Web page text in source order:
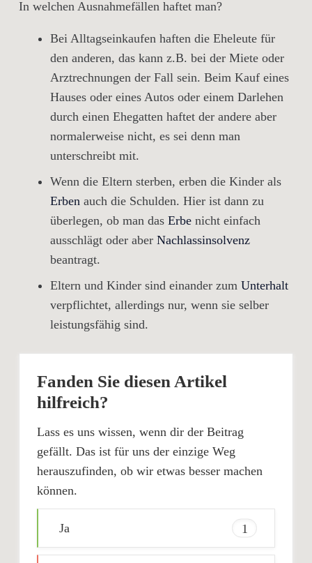
In welchen Ausnahmefällen haftet man?
Bei Alltagseinkaufen haften die Eheleute für
den anderen, das kann z.B. bei der Miete oder
Arztrechnungen der Fall sein. Beim Kauf eines
Hauses oder eines Autos oder einem Darlehen
durch einen Ehegatten haftet der andere aber
normalerweise nicht, es sei denn man
unterschreibt mit.
Wenn die Eltern sterben, erben die Kinder als
Erben auch die Schulden. Hier ist dann zu
überlegen, ob man das Erbe nicht einfach
ausschlägt oder aber Nachlassinsolvenz
beantragt.
Eltern und Kinder sind einander zum Unterhalt
verpflichtet, allerdings nur, wenn sie selber
leistungsfähig sind.
Fanden Sie diesen Artikel
hilfreich?
Lass es uns wissen, wenn dir der Beitrag
gefällt. Das ist für uns der einzige Weg
herauszufinden, ob wir etwas besser machen
können.
Ja 1